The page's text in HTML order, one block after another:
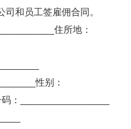
和员工签雇佣合同。
住所地：
性别：
：_________________